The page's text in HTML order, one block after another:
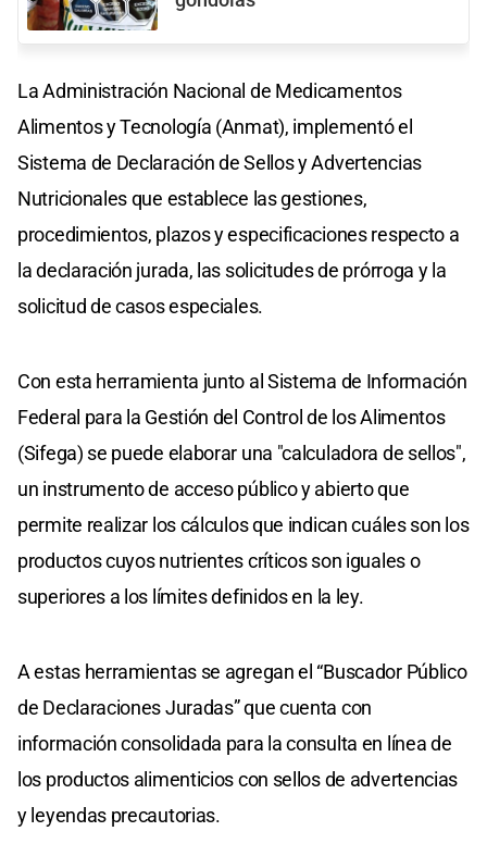
La Administración Nacional de Medicamentos
Alimentos y Tecnología (Anmat), implementó el
Sistema de Declaración de Sellos y Advertencias
Nutricionales que establece las gestiones,
procedimientos, plazos y especificaciones respecto a
la declaración jurada, las solicitudes de prórroga y la
solicitud de casos especiales.
Con esta herramienta junto al Sistema de Información
Federal para la Gestión del Control de los Alimentos
(Sifega) se puede elaborar una "calculadora de sellos",
un instrumento de acceso público y abierto que
permite realizar los cálculos que indican cuáles son los
productos cuyos nutrientes críticos son iguales o
superiores a los límites definidos en la ley.
A estas herramientas se agregan el “Buscador Público
de Declaraciones Juradas” que cuenta con
información consolidada para la consulta en línea de
los productos alimenticios con sellos de advertencias
y leyendas precautorias.